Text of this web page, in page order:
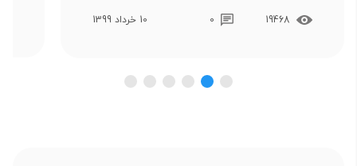
19468
0 10 خرداد 1399